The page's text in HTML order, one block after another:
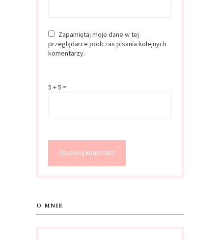
Zapamiętaj moje dane w tej
przeglądarce podczas pisania kolejnych
komentarzy.
5 + 5 =
O MNIE